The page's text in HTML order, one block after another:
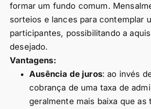
formar um fundo comum.
sorteios e lances para contemplar
participantes, possibilitando a
desejado.
Vantagens:
Ausência de juros: ao invés
cobrança de uma taxa de
geralmente mais baixa que as